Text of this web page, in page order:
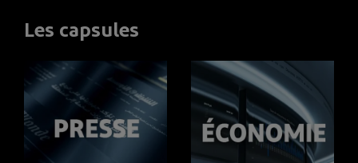
Les capsules